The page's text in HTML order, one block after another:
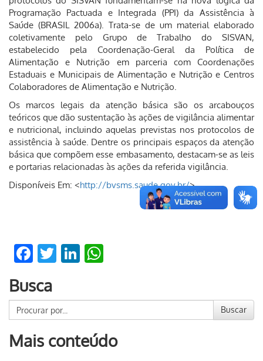
Programação Pactuada e Integrada (PPI) da Assistência à
Saúde (BRASIL 2006a). Trata-se de um material elaborado
coletivamente pelo Grupo de Trabalho do SISVAN,
estabelecido pela Coordenação-Geral da Política de
Alimentação e Nutrição em parceria com Coordenações
Estaduais e Municipais de Alimentação e Nutrição e Centros
Colaboradores de Alimentação e Nutrição.
Os marcos legais da atenção básica são os arcabouços
teóricos que dão sustentação às ações de vigilância alimentar
e nutricional, incluindo aquelas previstas nos protocolos de
assistência à saúde. Dentre os principais espaços da atenção
básica que compõem esse embasamento, destacam-se as leis
e portarias relacionadas às ações da referida vigilância.
Disponíveis Em: <http://bvsms.saude.gov.br/>
Facebook
TwitterLinkedIn
Busca
Buscar
Mais conteúdo